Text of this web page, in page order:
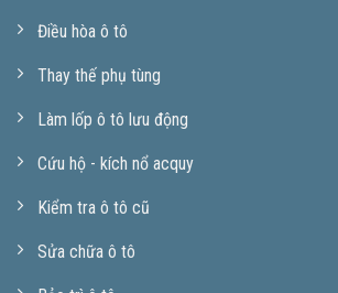
Điều hòa ô tô
Thay thế phụ tùng
Làm lốp ô tô lưu động
Cứu hộ - kích nổ acquy
Kiểm tra ô tô cũ
Sửa chữa ô tô